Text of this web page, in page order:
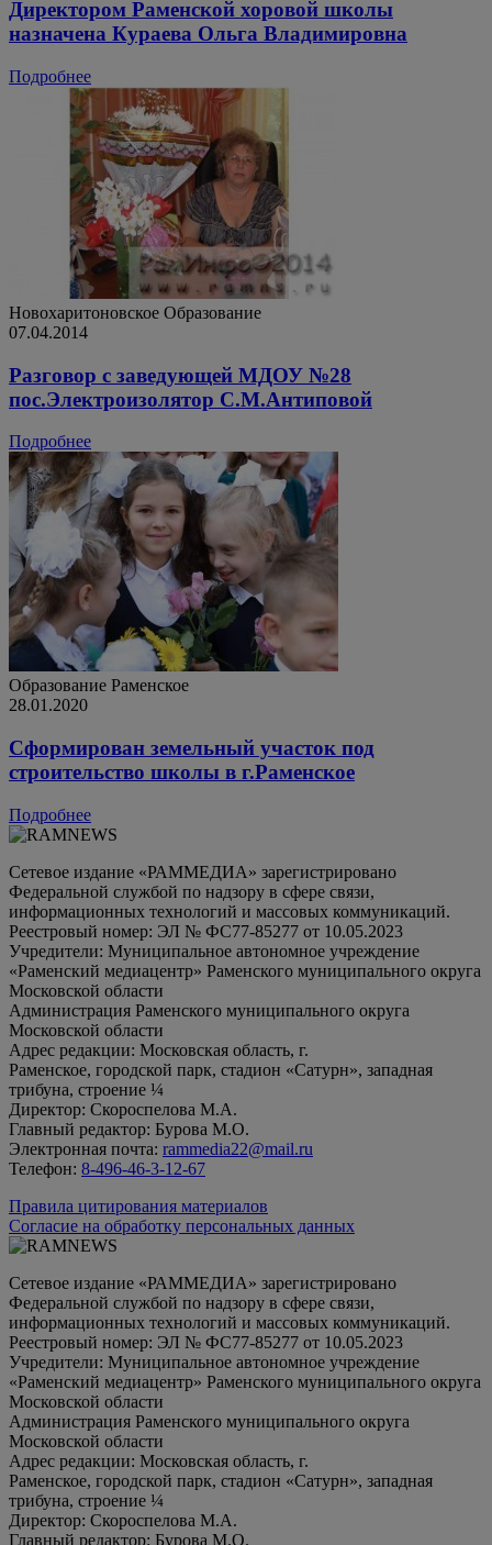
Директором Раменской хоровой школы
назначена Кураева Ольга Владимировна
Подробнее
Новохаритоновское Образование
07.04.2014
Разговор с заведующей МДОУ №28
пос.Электроизолятор С.М.Антиповой
Подробнее
Образование Раменское
28.01.2020
Сформирован земельный участок под
строительство школы в г.Раменское
Подробнее
Сетевое издание «РАММЕДИА» зарегистрировано
Федеральной службой по надзору в сфере связи,
информационных технологий и массовых коммуникаций.
Реестровый номер: ЭЛ № ФС77-85277 от 10.05.2023
Учредители: Муниципальное автономное учреждение
«Раменский медиацентр» Раменского муниципального округа
Московской области
Администрация Раменского муниципального округа
Московской области
Адрес редакции: Московская область, г.
Раменское, городской парк, стадион «Сатурн», западная
трибуна, строение ¼
Директор: Скороспелова М.А.
Главный редактор: Бурова М.О.
Электронная почта: rammedia22@mail.ru
Телефон: 8-496-46-3-12-67
Правила цитирования материалов
Согласие на обработку персональных данных
Сетевое издание «РАММЕДИА» зарегистрировано
Федеральной службой по надзору в сфере связи,
информационных технологий и массовых коммуникаций.
Реестровый номер: ЭЛ № ФС77-85277 от 10.05.2023
Учредители: Муниципальное автономное учреждение
«Раменский медиацентр» Раменского муниципального округа
Московской области
Администрация Раменского муниципального округа
Московской области
Адрес редакции: Московская область, г.
Раменское, городской парк, стадион «Сатурн», западная
трибуна, строение ¼
Директор: Скороспелова М.А.
Главный редактор: Бурова М.О.